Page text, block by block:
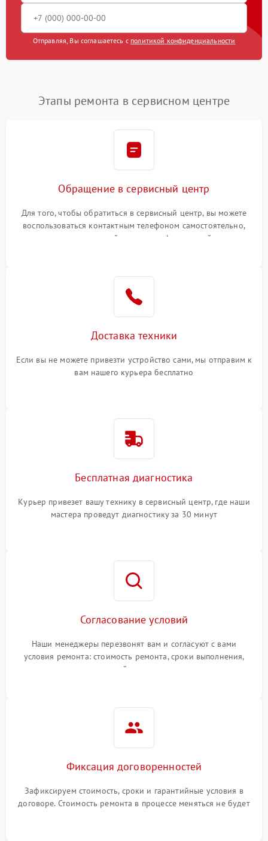
Отправляя, Вы соглашаетесь с политикой конфиденциальности
Этапы ремонта в сервисном центре
Обращение в сервисный центр
Для того, чтобы обратиться в сервисный центр, вы можете
воспользоваться контактным телефоном самостоятельно,
или оставить свой номер телефона на сайте
Доставка техники
Если вы не можете привезти устройство сами, мы отправим к
вам нашего курьера бесплатно
Бесплатная диагностика
Курьер привезет вашу технику в сервисный центр, где наши
мастера проведут диагностику за 30 минут
Согласование условий
Наши менеджеры перезвонят вам и согласуют с вами
условия ремонта: стоимость ремонта, сроки выполнения,
гарантийные условия
Фиксация договоренностей
Зафиксируем стоимость, сроки и гарантийные условия в
договоре. Стоимость ремонта в процессе меняться не будет